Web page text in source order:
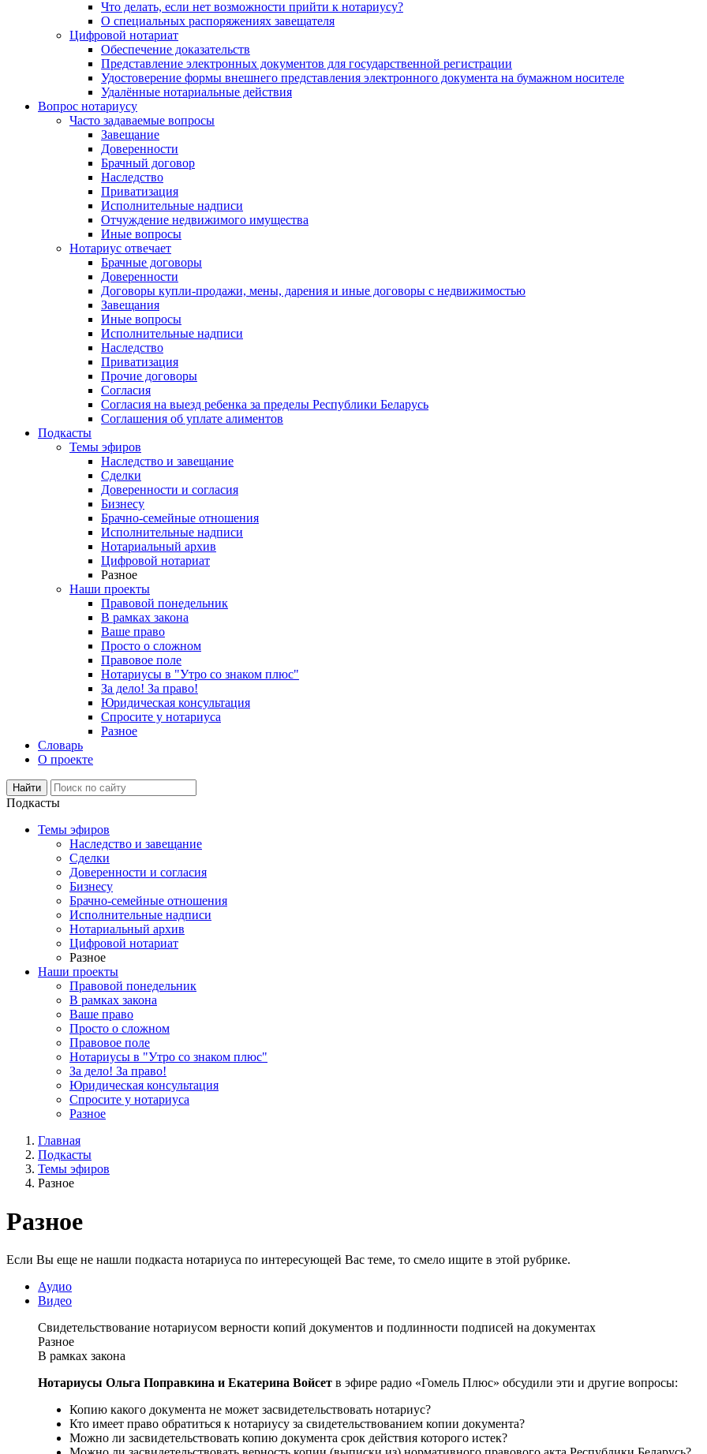
Что делать, если нет возможности прийти к нотариусу?
О специальных распоряжениях завещателя
Цифровой нотариат
Обеспечение доказательств
Представление электронных документов для государственной регистрации
Удостоверение формы внешнего представления электронного документа на бумажном носителе
Удалённые нотариальные действия
Вопрос нотариусу
Часто задаваемые вопросы
Завещание
Доверенности
Брачный договор
Наследство
Приватизация
Исполнительные надписи
Отчуждение недвижимого имущества
Иные вопросы
Нотариус отвечает
Брачные договоры
Доверенности
Договоры купли-продажи, мены, дарения и иные договоры с недвижимостью
Завещания
Иные вопросы
Исполнительные надписи
Наследство
Приватизация
Прочие договоры
Согласия
Согласия на выезд ребенка за пределы Республики Беларусь
Соглашения об уплате алиментов
Подкасты
Темы эфиров
Наследство и завещание
Сделки
Доверенности и согласия
Бизнесу
Брачно-семейные отношения
Исполнительные надписи
Нотариальный архив
Цифровой нотариат
Разное
Наши проекты
Правовой понедельник
В рамках закона
Ваше право
Просто о сложном
Правовое поле
Нотариусы в "Утро со знаком плюс"
За дело! За право!
Юридическая консультация
Спросите у нотариуса
Разное
Словарь
О проекте
Подкасты
Темы эфиров
Наследство и завещание
Сделки
Доверенности и согласия
Бизнесу
Брачно-семейные отношения
Исполнительные надписи
Нотариальный архив
Цифровой нотариат
Разное
Наши проекты
Правовой понедельник
В рамках закона
Ваше право
Просто о сложном
Правовое поле
Нотариусы в "Утро со знаком плюс"
За дело! За право!
Юридическая консультация
Спросите у нотариуса
Разное
Главная
Подкасты
Темы эфиров
Разное
Разное
Если Вы еще не нашли подкаста нотариуса по интересующей Вас теме, то смело ищите в этой рубрике.
Аудио
Видео
Свидетельствование нотариусом верности копий документов и подлинности подписей на документах
Разное
В рамках закона
Нотариусы Ольга Поправкина и Екатерина Войсет в эфире радио «Гомель Плюс» обсудили эти и другие вопросы:
Копию какого документа не может засвидетельствовать нотариус?
Кто имеет право обратиться к нотариусу за свидетельствованием копии документа?
Можно ли засвидетельствовать копию документа срок действия которого истек?